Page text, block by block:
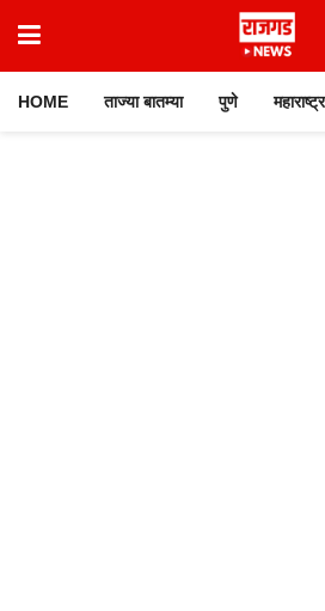
HOME ताज्या बातम्या पुणे महाराष्ट्र